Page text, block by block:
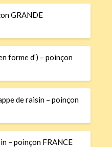
GRANDE
forme d’) – poinçon
de raisin – poinçon
– poinçon FRANCE